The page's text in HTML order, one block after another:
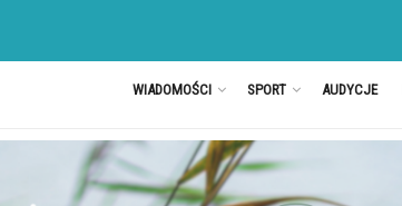
WIADOMOŚCI SPORT AUDYCJE